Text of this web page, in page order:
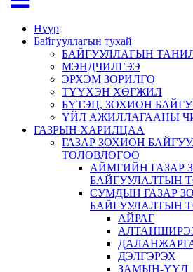
Нүүр
Байгууллагын тухай
БАЙГУУЛЛАГЫН
МЭНДЧИЛГЭЭ
ЭРХЭМ ЗОРИЛГО
ТҮҮХЭН ХӨГЖИЛ
БҮТЭЦ, ЗОХИОН
ҮЙЛ АЖИЛЛАГААНЫ
ГАЗРЫН ХАРИЛЦАА
ГАЗАР ЗОХИОН
ТӨЛӨВЛӨГӨӨ
АЙМГИЙН ГАЗАР
БАЙГУУЛАЛТЫН
СУМДЫН ГАЗАР
БАЙГУУЛАЛТЫН
АЙРАГ
ДЭЛГЭРЭХ
ЗАМЫН-ҮҮД